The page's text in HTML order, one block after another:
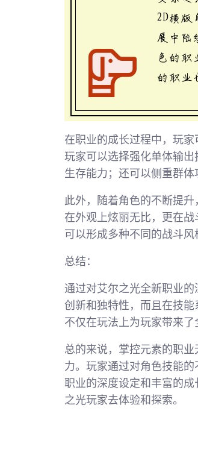
在职业的成长过程中，玩
玩家可以选择强化单体输
生存能力；还可以侧重群体
此外，随着角色的不断提
在外观上炫丽无比，更在
可以形成多种不同的战斗风
总结：
通过对艾尔之光全新职业
创新和独特性，而且在技
不仅在玩法上为玩家带来了
总的来说，掌控元素的职
力。玩家通过对角色技能
职业的深度设定和丰富的
之光玩家去体验和探索。